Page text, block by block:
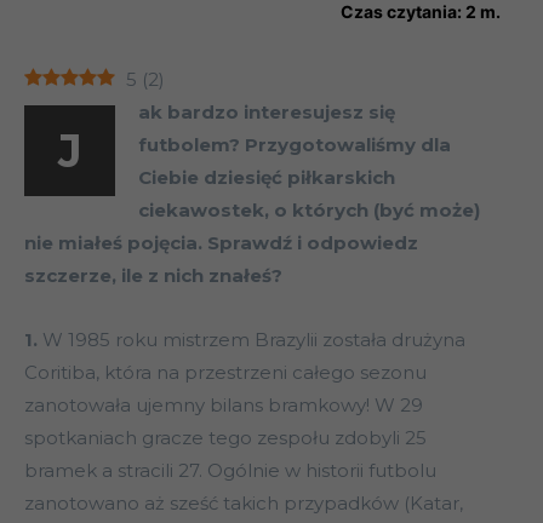
Czas czytania: 2 m.
5 (2)
J
ak bardzo interesujesz się
futbolem? Przygotowaliśmy dla
Ciebie dziesięć piłkarskich
ciekawostek, o których (być może)
nie miałeś pojęcia. Sprawdź i odpowiedz
szczerze, ile z nich znałeś?
1. W 1985 roku mistrzem Brazylii została drużyna
Coritiba, która na przestrzeni całego sezonu
zanotowała ujemny bilans bramkowy! W 29
spotkaniach gracze tego zespołu zdobyli 25
bramek a stracili 27. Ogólnie w historii futbolu
zanotowano aż sześć takich przypadków (Katar,